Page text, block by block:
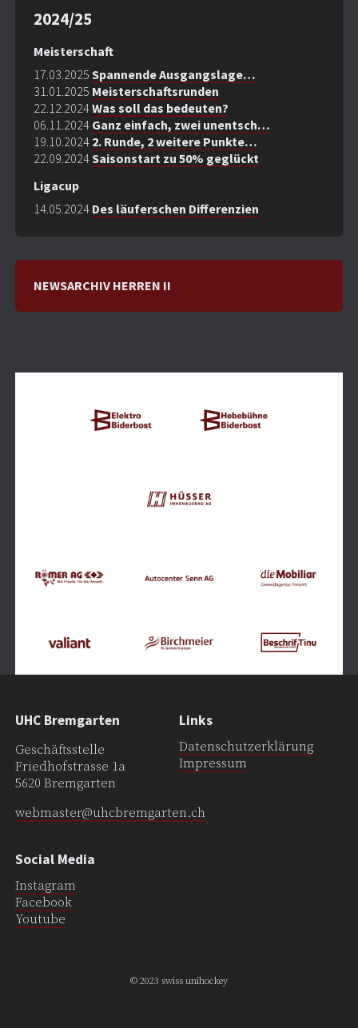
2024/25
Meisterschaft
17.03.2025 Spannende Ausgangslage…
31.01.2025 Meisterschaftsrunden
22.12.2024Was soll das bedeuten?
06.11.2024 Ganz einfach, zwei unentsch…
19.10.2024 2. Runde, 2 weitere Punkte…
22.09.2024Saisonstart zu 50% geglückt
Ligacup
14.05.2024 Des läuferschen Differenzien
NEWSARCHIV HERREN II
UHC Bremgarten
Geschäftsstelle
Friedhofstrasse 1a
5620 Bremgarten
webmaster@uhcbremgarten.ch
Links
Datenschutzerklärung
Impressum
Social Media
Instagram
Facebook
Youtube
© 2023 swiss unihockey